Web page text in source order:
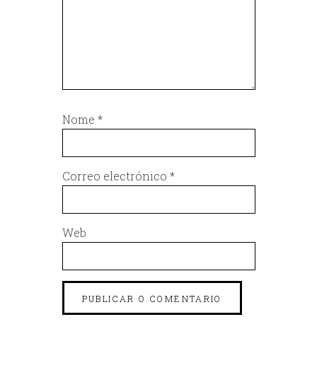
Nome *
Correo electrónico *
Web